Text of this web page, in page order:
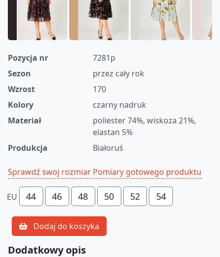
Pozycja nr
7281p
Sezon
przez cały rok
Wzrost
170
Kolory
czarny nadruk
Materiał
poliester 74%, wiskoza 21%,
elastan 5%
Produkcja
Białoruś
Sprawdź swoj rozmiar Pomiary gotowego produktu
EU 44 46 48 50 52 54
Dodaj do koszyka
Dodatkowy opis